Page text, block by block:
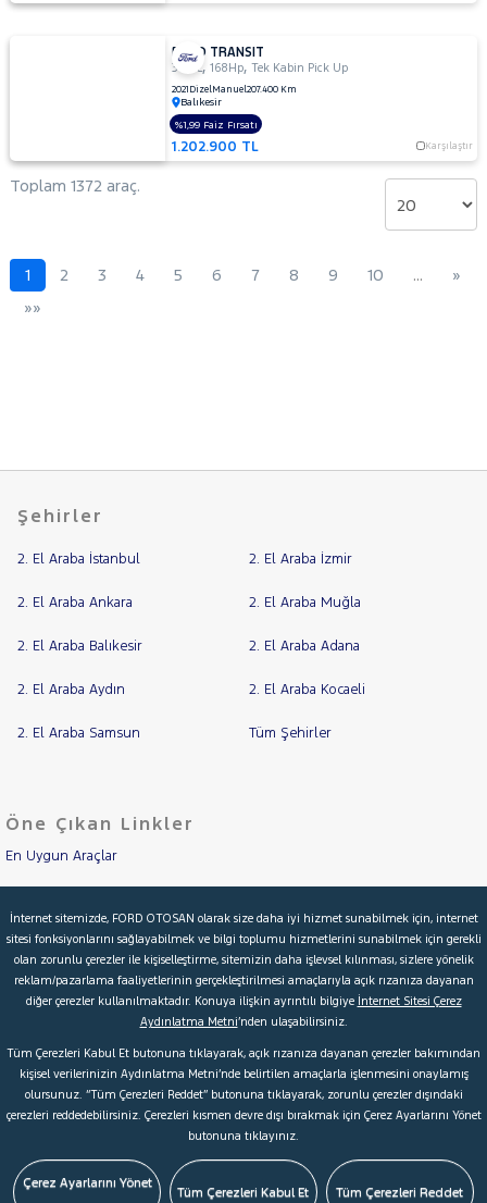
FORD TRANSIT
350 L,168Hp,Tek Kabin Pick Up
2021 DizelManuel207.400 Km
Balıkesir
1.202.900 TL Karşılaştır
%1,99 Faiz Fırsatı
Toplam 1372 araç.
1 2 3 4 5 6 7 8 9 10 …
»
»»
Şehirler
2. El Araba İstanbul 2. El Araba İzmir
2. El Araba Ankara 2. El Araba Muğla
2. El Araba Balıkesir 2. El Araba Adana
2. El Araba Aydın 2. El Araba Kocaeli
2. El Araba Samsun Tüm Şehirler
Öne Çıkan Linkler
En Uygun Araçlar
İkinci El Garanti
Kampanyalar
Kredi Hesaplama & Başvuru
© 2026 Ford Türkiye Ford Kurumsal Hakkımızda
Şartlar & Kişisel Verilerin Korunması S.S.S.
Çerez Tercihleri
İnternet sitemizde, FORD OTOSAN olarak size daha iyi hizmet sunabilmek için, internet
sitesi fonksiyonlarını sağlayabilmek ve bilgi toplumu hizmetlerini sunabilmek için gerekli
olan zorunlu çerezler ile kişiselleştirme, sitemizin daha işlevsel kılınması, sizlere yönelik
reklam/pazarlama faaliyetlerinin gerçekleştirilmesi amaçlarıyla açık rızanıza dayanan
diğer çerezler kullanılmaktadır. Konuya ilişkin ayrıntılı bilgiye İnternet Sitesi Çerez
Aydınlatma Metni’nden ulaşabilirsiniz.
Tüm Çerezleri Kabul Et butonuna tıklayarak, açık rızanıza dayanan çerezler bakımından
kişisel verilerinizin Aydınlatma Metni’nde belirtilen amaçlarla işlenmesini onaylamış
olursunuz. “Tüm Çerezleri Reddet” butonuna tıklayarak, zorunlu çerezler dışındaki
çerezleri reddedebilirsiniz. Çerezleri kısmen devre dışı bırakmak için Çerez Ayarlarını Yönet
butonuna tıklayınız.
Çerez Ayarlarını Yönet
Tüm Çerezleri Kabul Et Tüm Çerezleri Reddet